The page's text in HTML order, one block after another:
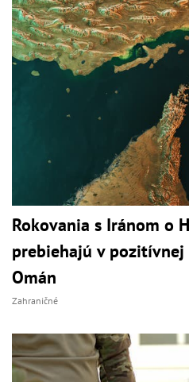
Rokovania s Iránom o
prebiehajú v
Omán
Zahraničné